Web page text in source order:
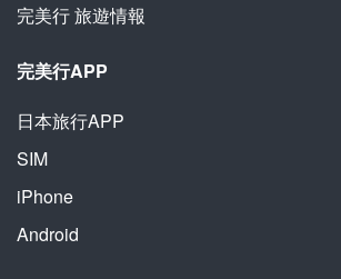
完美行旅遊情報
完美行APP
日本旅行APP
SIM
iPhone
Android